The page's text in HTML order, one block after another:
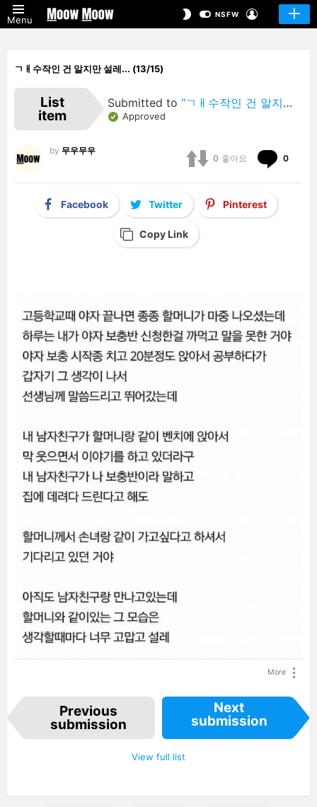
Menu
SWITCHNSFW
ㄱㅐ수작인 건 알지만 설레... (13/15)
List
item
Submitted to "ㄱㅐ수작인 건 알지만 설레…"
Approved
by 무우무우
0 좋아요 0
Facebook Twitter Pinterest
Copy Link
More
t
m
Previous
submission
Next
submission
View full list